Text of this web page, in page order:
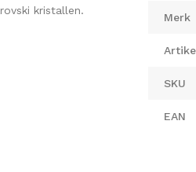
kristallen.
Merk
SKU
EAN